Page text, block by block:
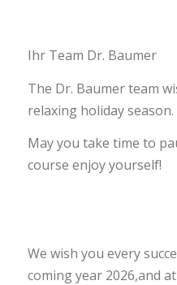
Ihr Team Dr. Baumer
The Dr. Baumer team
relaxing holiday season.
May you take time to
course enjoy yourself!
We wish you every
coming year 2026,and